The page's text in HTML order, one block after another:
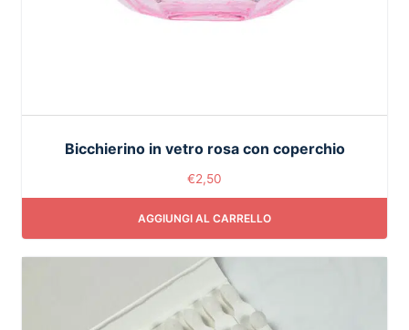
Bicchierino in vetro rosa con coperchio
€2,50
AGGIUNGI AL CARRELLO